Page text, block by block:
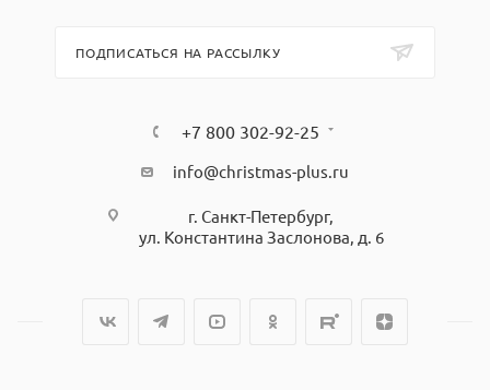
ПОДПИСАТЬСЯ НА РАССЫЛКУ
+7 800 302-92-25
info@christmas-plus.ru
г. Санкт-Петербург,
ул. Константина Заслонова, д. 6